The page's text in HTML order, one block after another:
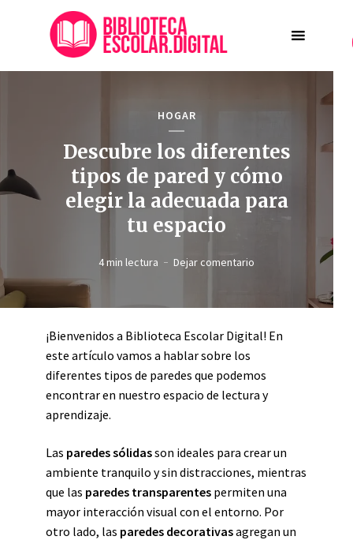
HOGAR
Descubre los diferentes
tipos de pared y cómo
elegir la adecuada para
tu espacio
4 min lectura Dejar comentario
¡Bienvenidos a Biblioteca Escolar Digital! En
este artículo vamos a hablar sobre los
diferentes tipos de paredes que podemos
encontrar en nuestro espacio de lectura y
aprendizaje.
Las paredes sólidasson ideales para crear un
ambiente tranquilo y sin distracciones, mientras
que las paredes transparentes permiten una
mayor interacción visual con el entorno. Por
otro lado, las paredes decorativasagregan un